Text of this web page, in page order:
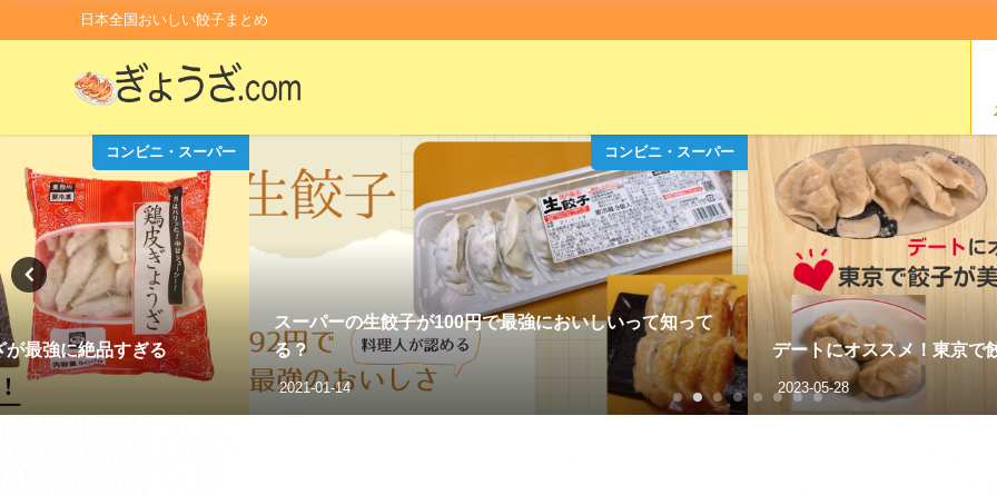
日本全国おいしい餃子まとめ
コンビニ・スーパー
が最強に絶品すぎる
コンビニ・スーパー
スーパーの生餃子が100円で最強においしいって知って
る？
2021-01-14
デートにオススメ！東京で
2023-05-28